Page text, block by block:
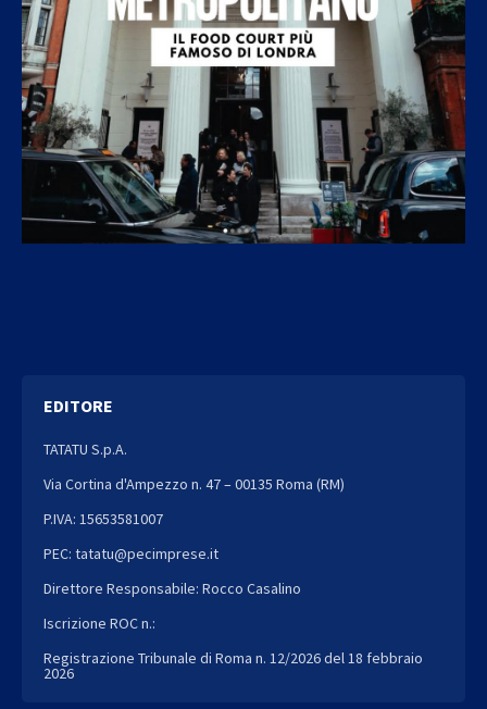
EDITORE
TATATU S.p.A.
Via Cortina d'Ampezzo n. 47 – 00135 Roma (RM)
P.IVA: 15653581007
PEC: tatatu@pecimprese.it
Direttore Responsabile: Rocco Casalino
Iscrizione ROC n.:
Registrazione Tribunale di Roma n. 12/2026 del 18 febbraio
2026